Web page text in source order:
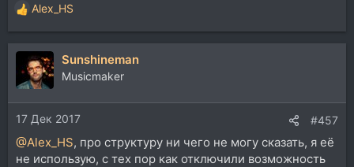
Р
е
а
ц
и
и
:
Alex_HS
Sunshineman
Musicmaker
17 Дек 2017 #457
@Alex_HS, про структуру ни чего не могу сказать, я её
не использую, с тех пор как отключили возможность